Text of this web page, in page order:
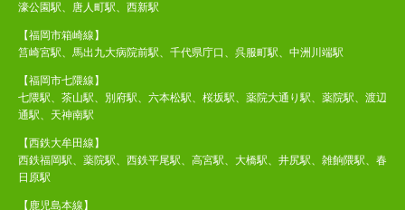
濠公園駅、唐人町駅、西新駅
【福岡市箱崎線】
筥崎宮駅、馬出九大病院前駅、千代県庁口、呉服町駅、中洲川端駅
【福岡市七隈線】
七隈駅、茶山駅、別府駅、六本松駅、桜坂駅、薬院大通り駅、薬院駅、渡辺
通駅、天神南駅
【西鉄大牟田線】
西鉄福岡駅、薬院駅、西鉄平尾駅、高宮駅、大橋駅、井尻駅、雑餉隈駅、春
日原駅
【鹿児島本線】